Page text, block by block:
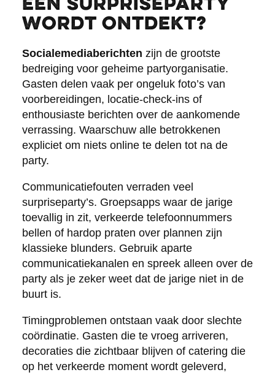
een surpriseparty
wordt ontdekt?
Socialemediaberichten zijn de grootste
bedreiging voor geheime partyorganisatie.
Gasten delen vaak per ongeluk foto’s van
voorbereidingen, locatie-check-ins of
enthousiaste berichten over de aankomende
verrassing. Waarschuw alle betrokkenen
expliciet om niets online te delen tot na de
party.
Communicatiefouten verraden veel
surpriseparty’s. Groepsapps waar de jarige
toevallig in zit, verkeerde telefoonnummers
bellen of hardop praten over plannen zijn
klassieke blunders. Gebruik aparte
communicatiekanalen en spreek alleen over de
party als je zeker weet dat de jarige niet in de
buurt is.
Timingproblemen ontstaan vaak door slechte
coördinatie. Gasten die te vroeg arriveren,
decoraties die zichtbaar blijven of catering die
op het verkeerde moment wordt geleverd,